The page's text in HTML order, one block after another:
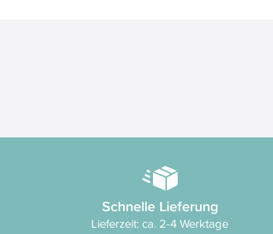
Schnelle Lieferung
Lieferzeit: ca. 2-4 Werktage